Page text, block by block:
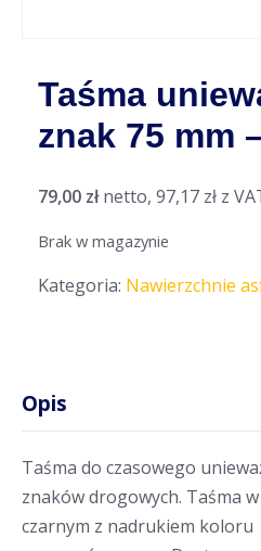
Taśma
znak 75 mm
79,00 zł netto, 97,17 zł z
Brak w magazynie
Kategoria: Nawierzchnie
Opis
Taśma do czasowego
znaków drogowych. Taśma
czarnym z nadrukiem koloru